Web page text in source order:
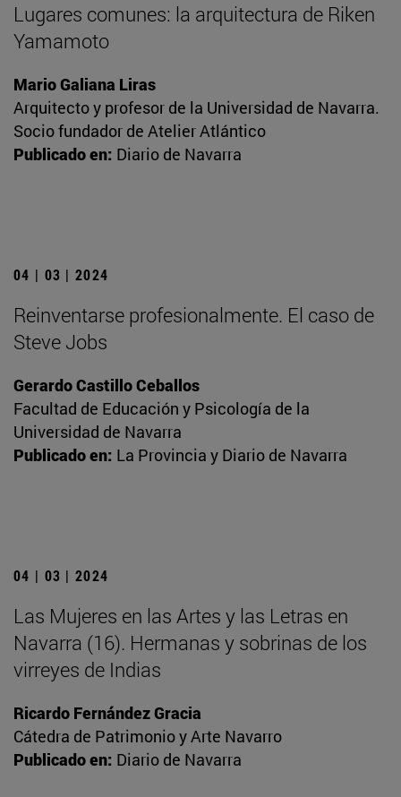
Lugares comunes: la arquitectura de Riken
Yamamoto
Mario Galiana Liras
Arquitecto y profesor de la Universidad de Navarra.
Socio fundador de Atelier Atlántico
Publicado en: Diario de Navarra
04 | 03 | 2024
Reinventarse profesionalmente. El caso de
Steve Jobs
Gerardo Castillo Ceballos
Facultad de Educación y Psicología de la
Universidad de Navarra
Publicado en: La Provincia y Diario de Navarra
04 | 03 | 2024
Las Mujeres en las Artes y las Letras en
Navarra (16). Hermanas y sobrinas de los
virreyes de Indias
Ricardo Fernández Gracia
Cátedra de Patrimonio y Arte Navarro
Publicado en: Diario de Navarra